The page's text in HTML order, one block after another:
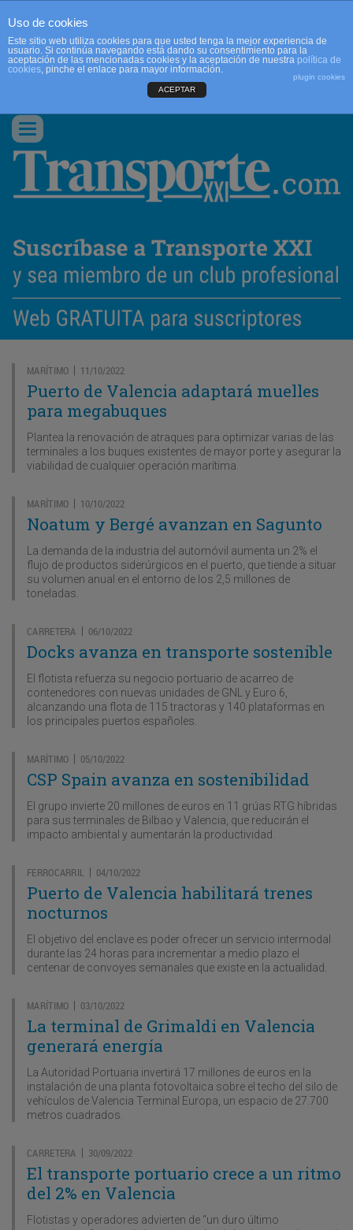
CONTACTO
Conmutar
navegación
MARÍTIMO | 11/10/2022
Puerto de Valencia adaptará muelles
para megabuques
Plantea la renovación de atraques para optimizar varias de las
terminales a los buques existentes de mayor porte y asegurar la
viabilidad de cualquier operación marítima.
MARÍTIMO | 10/10/2022
Noatum y Bergé avanzan en Sagunto
La demanda de la industria del automóvil aumenta un 2% el
flujo de productos siderúrgicos en el puerto, que tiende a situar
su volumen anual en el entorno de los 2,5 millones de
toneladas.
CARRETERA | 06/10/2022
Docks avanza en transporte sostenible
El flotista refuerza su negocio portuario de acarreo de
contenedores con nuevas unidades de GNL y Euro 6,
alcanzando una flota de 115 tractoras y 140 plataformas en
los principales puertos españoles.
MARÍTIMO | 05/10/2022
CSP Spain avanza en sostenibilidad
El grupo invierte 20 millones de euros en 11 grúas RTG híbridas
para sus terminales de Bilbao y Valencia, que reducirán el
impacto ambiental y aumentarán la productividad.
FERROCARRIL | 04/10/2022
Puerto de Valencia habilitará trenes
nocturnos
El objetivo del enclave es poder ofrecer un servicio intermodal
durante las 24 horas para incrementar a medio plazo el
centenar de convoyes semanales que existe en la actualidad.
MARÍTIMO | 03/10/2022
La terminal de Grimaldi en Valencia
generará energía
La Autoridad Portuaria invertirá 17 millones de euros en la
instalación de una planta fotovoltaica sobre el techo del silo de
vehículos de Valencia Terminal Europa, un espacio de 27.700
metros cuadrados.
CARRETERA | 30/09/2022
El transporte portuario crece a un ritmo
del 2% en Valencia
Flotistas y operadores advierten de “un duro último
Uso de cookies
Este sitio web utiliza cookies para que usted tenga la mejor experiencia de
usuario. Si continúa navegando está dando su consentimiento para la
aceptación de las mencionadas cookies y la aceptación de nuestra política de
cookies, pinche el enlace para mayor información.
plugin cookies
ACEPTAR